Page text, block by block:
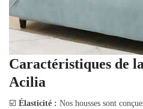
Caractéristiques de
Acilia
☑️ Élasticité : Nos housses sont